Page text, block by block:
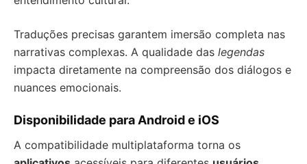
Traduções precisas garantem imersão completa nas
narrativas complexas. A qualidade das legendas
impacta diretamente na compreensão dos diálogos e
nuances emocionais.
Disponibilidade para Android e iOS
A compatibilidade multiplataforma torna os